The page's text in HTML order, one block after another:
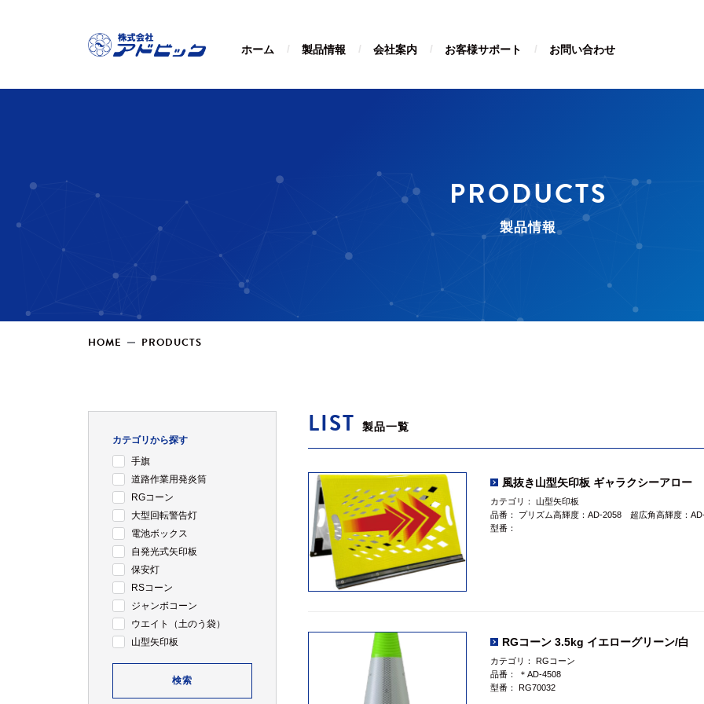
ホーム 製品情報 会社案内 お客様サポート お問い合わせ
PRODUCTS
製品情報
HOME PRODUCTS
LIST 製品一覧
風抜き山型矢印板 ギャラクシーアロー
カテゴリ：
山型矢印板
品番：
プリズム高輝度：AD-2058 超広角高輝度：
型番：
RGコーン 3.5kg イエローグリーン/白
カテゴリ：
RGコーン
品番：
＊AD-4508
型番：
RG70032
カテゴリから探す
手旗
道路作業用発炎筒
RGコーン
大型回転警告灯
電池ボックス
自発光式矢印板
保安灯
RSコーン
ジャンボコーン
ウエイト（土のう袋）
山型矢印板
検索